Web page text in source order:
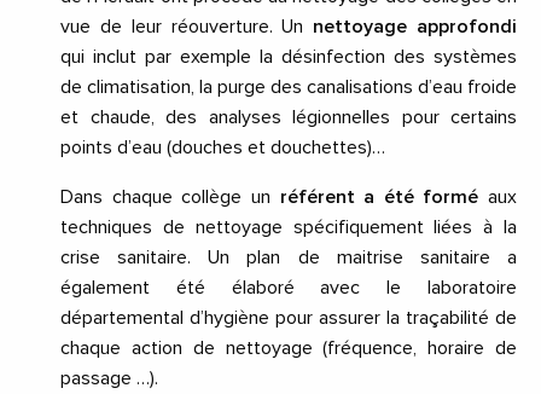
vue de leur réouverture. Un nettoyage approfondi
qui inclut par exemple la désinfection des systèmes
de climatisation, la purge des canalisations d’eau froide
et chaude, des analyses légionnelles pour certains
points d’eau (douches et douchettes)…
Dans chaque collège un référent a été formé aux
techniques de nettoyage spécifiquement liées à la
crise sanitaire. Un plan de maitrise sanitaire a
également été élaboré avec le laboratoire
départemental d’hygiène pour assurer la traçabilité de
chaque action de nettoyage (fréquence, horaire de
passage …).